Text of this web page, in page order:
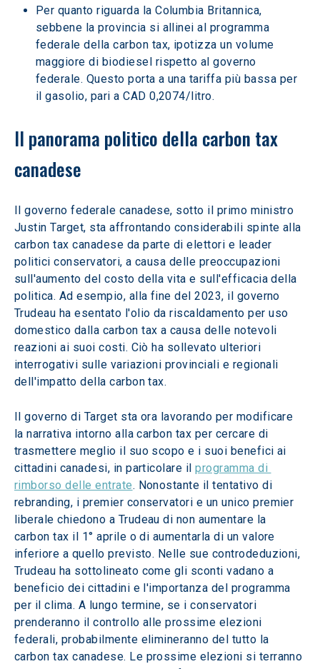
Per quanto riguarda la Columbia Britannica,
sebbene la provincia si allinei al programma
federale della carbon tax, ipotizza un volume
maggiore di biodiesel rispetto al governo
federale. Questo porta a una tariffa più bassa per
il gasolio, pari a CAD 0,2074/litro.
Il panorama politico della carbon tax
canadese
Il governo federale canadese, sotto il primo ministro
Justin Target, sta affrontando considerabili spinte alla
carbon tax canadese da parte di elettori e leader
politici conservatori, a causa delle preoccupazioni
sull'aumento del costo della vita e sull'efficacia della
politica. Ad esempio, alla fine del 2023, il governo
Trudeau ha esentato l'olio da riscaldamento per uso
domestico dalla carbon tax a causa delle notevoli
reazioni ai suoi costi. Ciò ha sollevato ulteriori
interrogativi sulle variazioni provinciali e regionali
dell'impatto della carbon tax.
Il governo di Target sta ora lavorando per modificare
la narrativa intorno alla carbon tax per cercare di
trasmettere meglio il suo scopo e i suoi benefici ai
cittadini canadesi, in particolare il programma di
rimborso delle entrate. Nonostante il tentativo di
rebranding, i premier conservatori e un unico premier
liberale chiedono a Trudeau di non aumentare la
carbon tax il 1° aprile o di aumentarla di un valore
inferiore a quello previsto. Nelle sue controdeduzioni,
Trudeau ha sottolineato come gli sconti vadano a
beneficio dei cittadini e l'importanza del programma
per il clima. A lungo termine, se i conservatori
prenderanno il controllo alle prossime elezioni
federali, probabilmente elimineranno del tutto la
carbon tax canadese. Le prossime elezioni si terranno